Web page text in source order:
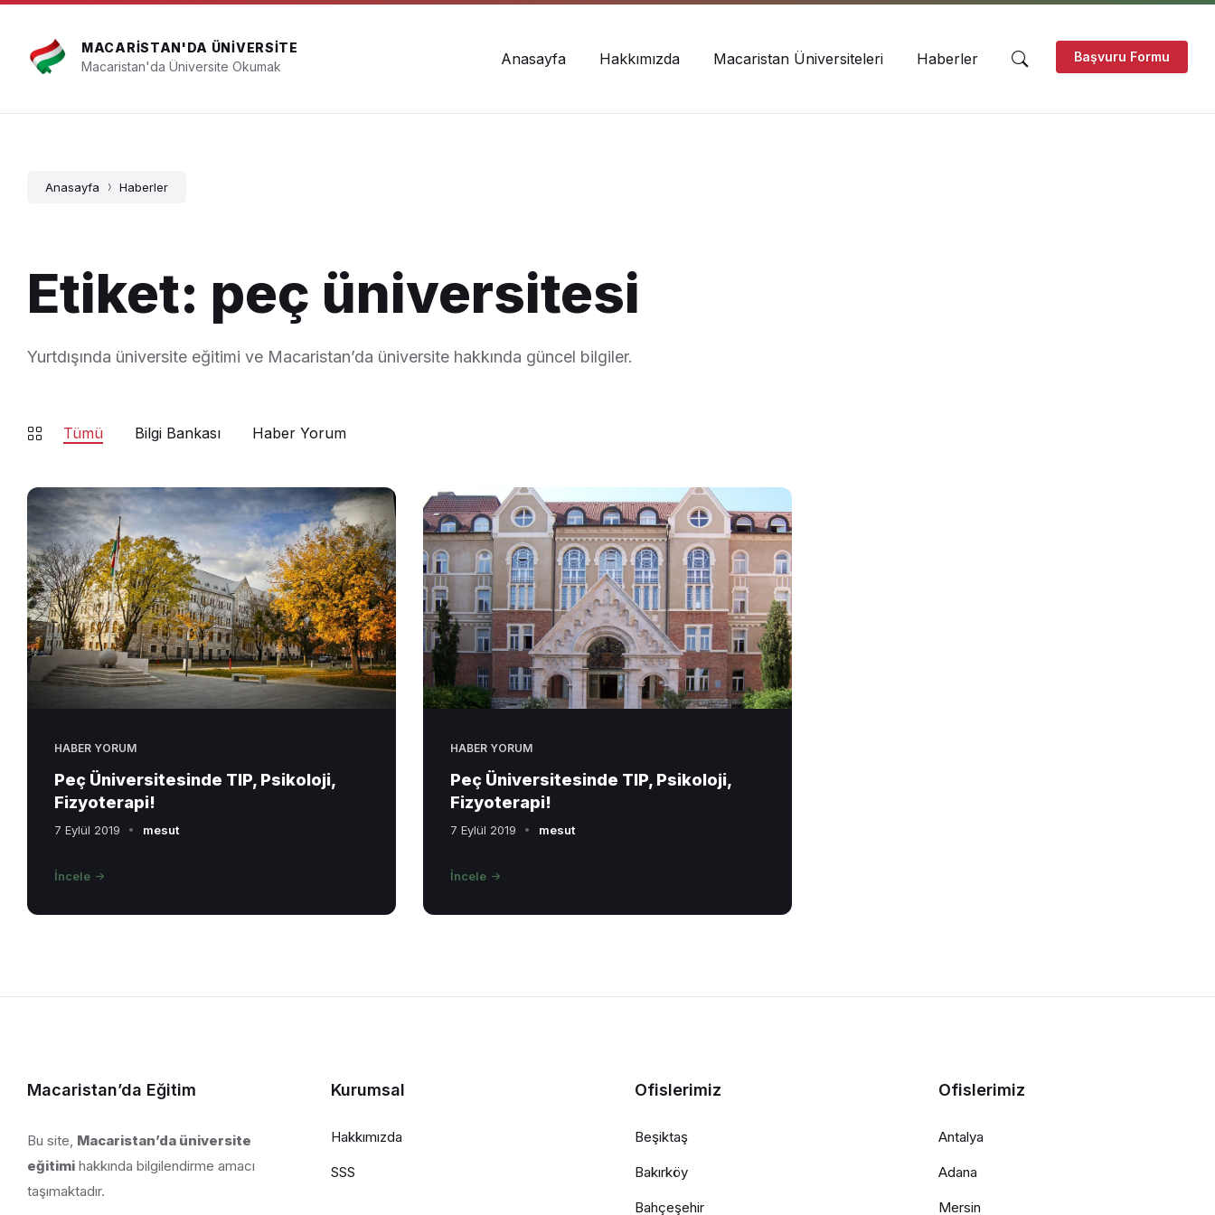
Skip
content
Skip
navigation
Skip
MACARISTAN'DA ÜNIVERSITE
Macaristan'da Üniversite Okumak
Anasayfa Hakkımızda Macaristan Üniversiteleri Haberler Başvuru Formu
Anasayfa Haberler
Etiket: peç üniversitesi
Yurtdışında üniversite eğitimi ve Macaristan’da üniversite hakkında güncel bilgiler.
Tümü Bilgi Bankası Haber Yorum
HABER YORUM
Peç Üniversitesinde TIP, Psikoloji,
Fizyoterapi!
7 Eylül 2019 mesut
İncele
HABER YORUM
Peç Üniversitesinde TIP, Psikoloji,
Fizyoterapi!
7 Eylül 2019 mesut
İncele
Macaristan’da Eğitim
Bu site, Macaristan’da üniversite
eğitimi hakkında bilgilendirme amacı
taşımaktadır.
Kurumsal
Hakkımızda
SSS
Ofislerimiz
Beşiktaş
Bakırköy
Bahçeşehir
Ofislerimiz
Antalya
Adana
Mersin